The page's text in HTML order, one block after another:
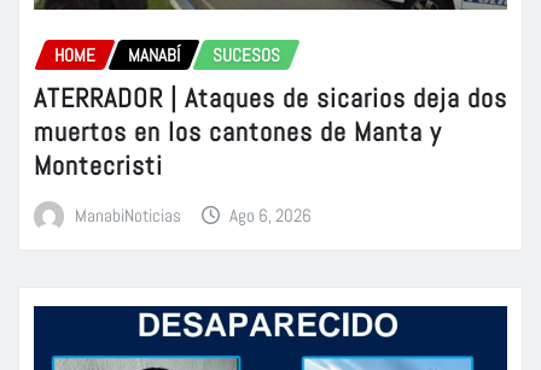
HOME MANABÍ SUCESOS
ATERRADOR | Ataques de sicarios deja dos
muertos en los cantones de Manta y
Montecristi
ManabiNoticias Ago 6, 2026